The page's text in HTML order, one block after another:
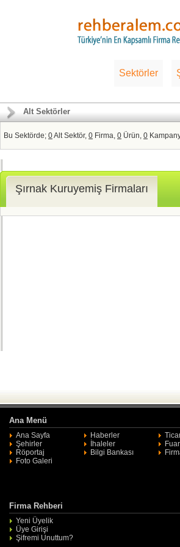
Sektörler
Alt Sektörler
Bu Sektörde; 0Alt Sektör, 0 Firma, 0 Ürün, 0
Şırnak Kuruyemiş Firmaları
Ana Menü
Ana Sayfa Haberler
Şehirler
İhaleler
Röportaj
Bilgi Bankası
Foto Galeri
Firma Rehberi
Yeni Üyelik
Üye Girişi
Şifremi Unuttum?